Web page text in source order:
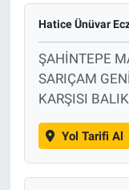
Hatice Ünüvar
ŞAHİNTEPE
SARIÇAM
KARŞISI
Yol Tarifi Al